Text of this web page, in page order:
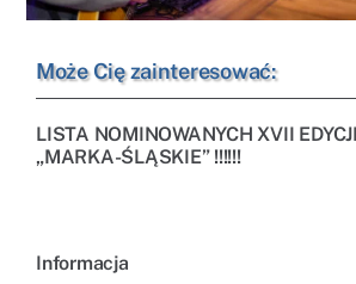
Może Cię zainteresować:
LISTA NOMINOWANYCH XVII
„MARKA-ŚLĄSKIE” !!!!!!
Informacja